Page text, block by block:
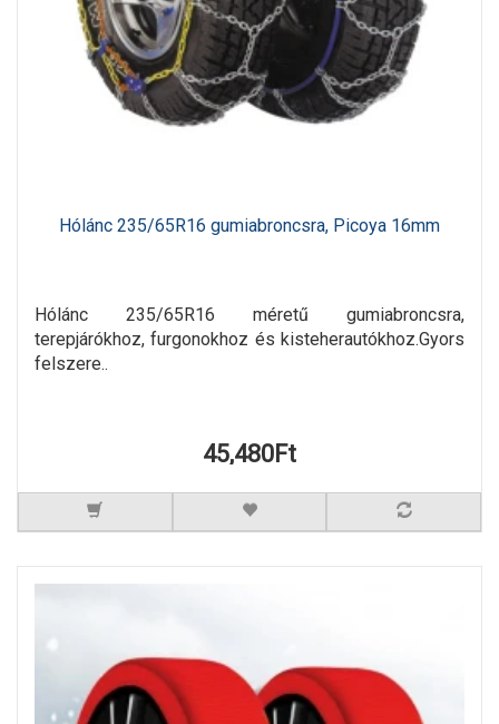
Hólánc 235/65R16 gumiabroncsra, Picoya 16mm
Hólánc 235/65R16 méretű gumiabroncsra,
terepjárókhoz, furgonokhoz és kisteherautókhoz.Gyors
felszere..
45,480Ft